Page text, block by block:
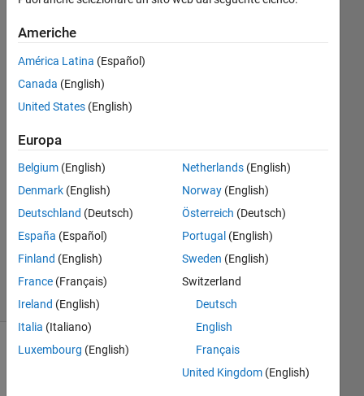
each
other in a
loop
DARLINGTON
29 Giu
2021
1
Risposta
Aggiornato
2 Lug 2021
6
Visualizzazioni
(30 giorni)
Mostra
Americhe
América Latina (Español)
Canada (English)
United States (English)
Europa
Belgium (English)
Denmark (English)
Deutschland (Deutsch)
España (Español)
Finland (English)
France (Français)
Ireland (English)
Italia (Italiano)
Luxembourg (English)
Netherlands(English)
Norway(English)
Österreich (Deutsch)
Portugal (English)
Sweden (English)
Switzerland
Deutsch
English
Français
United Kingdom(English)